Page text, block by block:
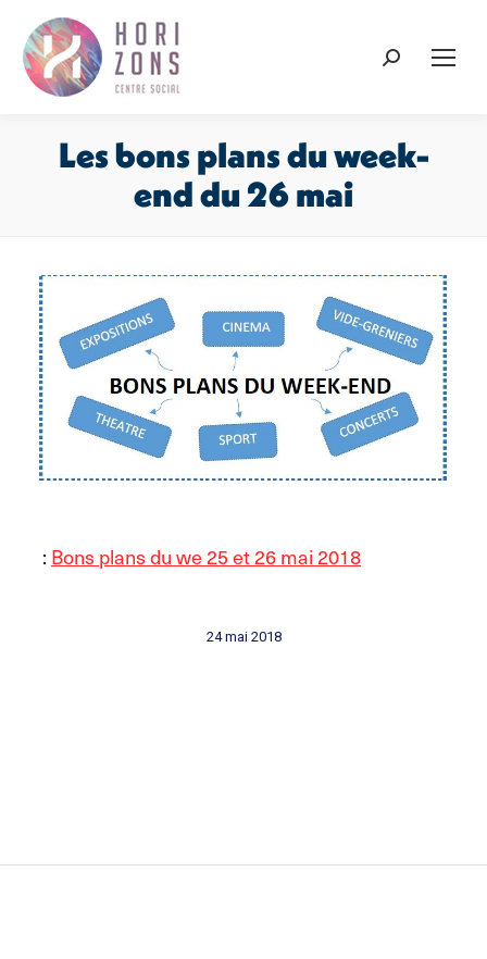
Recherche
Les bons plans du week-
end du 26 mai
: Bons plans du we 25 et 26 mai 2018
24 mai 2018